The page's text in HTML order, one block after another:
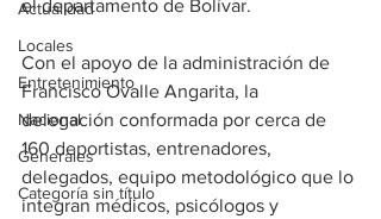
Actualidad
Locales
Entretenimiento
Nacional
Generales
Categoría sin título
el departamento de Bolívar.
Con el apoyo de la administración de
Francisco Ovalle Angarita, la
delegación conformada por cerca de
160 deportistas, entrenadores,
delegados, equipo metodológico que lo
integran médicos, psicólogos y